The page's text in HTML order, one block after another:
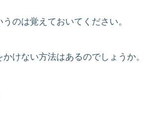
うのは覚えておいてください。
けない方法はあるのでしょうか。